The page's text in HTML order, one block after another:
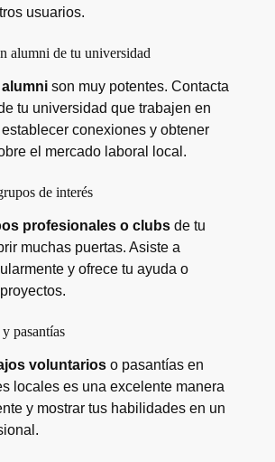
usuarios.
alumni de tu universidad
son muy potentes. Contacta
tu universidad que trabajen en
conexiones y obtener
el mercado laboral local.
de interés
profesionales o clubsde tu
muchas puertas. Asiste a
y ofrece tu ayuda o
pasantías
voluntarioso pasantías en
locales es una excelente manera
y mostrar tus habilidades en un